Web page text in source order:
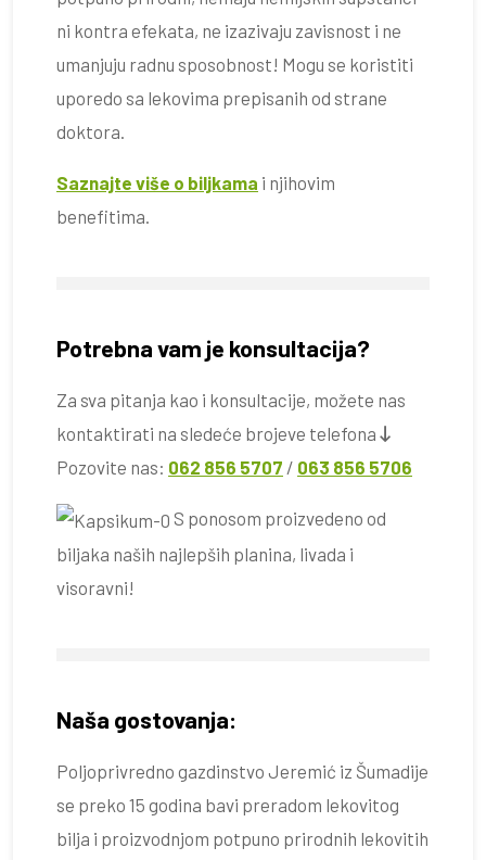
ni kontra efekata, ne izazivaju zavisnost i ne
umanjuju radnu sposobnost! Mogu se koristiti
uporedo sa lekovima prepisanih od strane
doktora.
Saznajte više o biljkama i njihovim
benefitima.
Potrebna vam je konsultacija?
Za sva pitanja kao i konsultacije, možete nas
kontaktirati na sledeće brojeve telefona
Pozovite nas: 062 856 5707 / 063 856 5706
S ponosom proizvedeno od
biljaka naših najlepših planina, livada i
visoravni!
Naša gostovanja:
Poljoprivredno gazdinstvo Jeremić iz Šumadije
se preko 15 godina bavi preradom lekovitog
bilja i proizvodnjom potpuno prirodnih lekovitih